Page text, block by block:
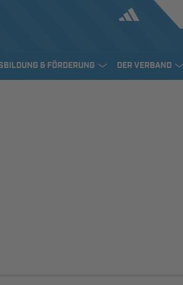
& FÖRDERUNG DER VERBAND